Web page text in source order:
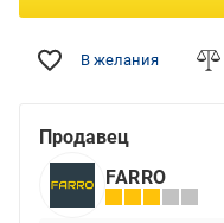
В желания
Продавец
FARRO